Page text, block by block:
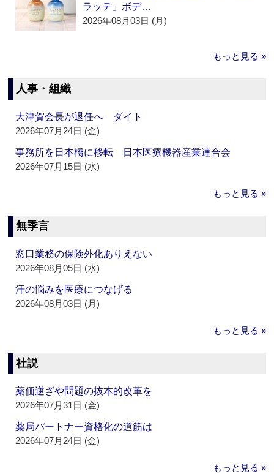
ラッテ」ボデ…
2026年08月03日 (月)
もっと見る »
人事・組織
大津賀会長が退任へ ダイト
2026年07月24日 (金)
事務所を日本橋に移転 日本医療機器産業連合会
2026年07月15日 (水)
もっと見る »
無季言
窓口業務の保険外化ありえない
2026年08月05日 (水)
汗の悩みを医療につなげる
2026年08月03日 (月)
もっと見る »
社説
薬価逆ざや問題の抜本的改革を
2026年07月31日 (金)
薬局パートナー資格化の道筋は
2026年07月24日 (金)
もっと見る »